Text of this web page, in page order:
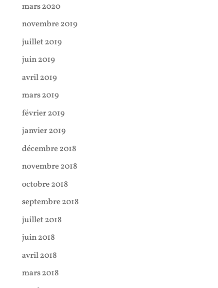
mars 2020
novembre 2019
juillet 2019
juin 2019
avril 2019
mars 2019
février 2019
janvier 2019
décembre 2018
novembre 2018
octobre 2018
septembre 2018
juillet 2018
juin 2018
avril 2018
mars 2018